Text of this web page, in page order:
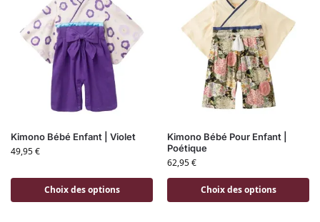
Kimono Bébé Enfant | Violet
49,95€
Choix des options
Kimono Bébé Pour Enfant |
Poétique
62,95€
Choix des options